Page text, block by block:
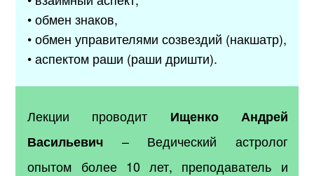
• обмен знаков,
• обмен управителями созвездий (накшатр),
• аспектом раши (раши дришти).
Лекции проводит Ищенко Андрей
Васильевич – Ведический астролог
опытом более 10 лет, преподаватель и